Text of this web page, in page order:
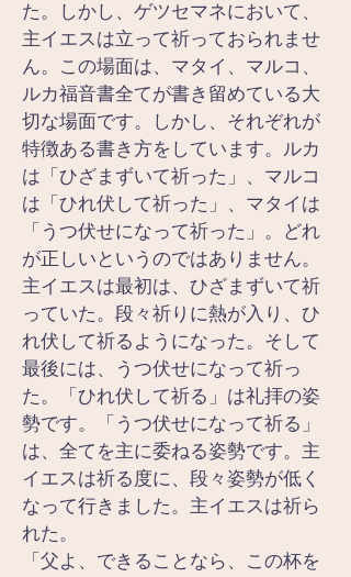
た。しかし、ゲツセマネにおいて、
主イエスは立って祈っておられませ
ん。この場面は、マタイ、マルコ、
ルカ福音書全てが書き留めている大
切な場面です。しかし、それぞれが
特徴ある書き方をしています。ルカ
は「ひざまずいて祈った」、マルコ
は「ひれ伏して祈った」、マタイは
「うつ伏せになって祈った」。どれ
が正しいというのではありません。
主イエスは最初は、ひざまずいて祈
っていた。段々祈りに熱が入り、ひ
れ伏して祈るようになった。そして
最後には、うつ伏せになって祈っ
た。「ひれ伏して祈る」は礼拝の姿
勢です。「うつ伏せになって祈る」
は、全てを主に委ねる姿勢です。主
イエスは祈る度に、段々姿勢が低く
なって行きました。主イエスは祈ら
れた。
「父よ、できることなら、この杯を